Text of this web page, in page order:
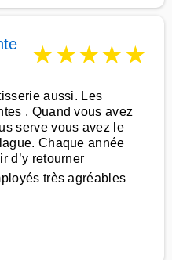
★★★★★
aussi. Les
. Quand vous avez
serve vous avez le
Chaque année
d’y retourner
très agréables